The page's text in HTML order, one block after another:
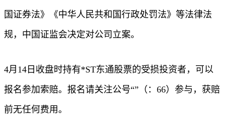
国证券法》《中华人民共和国行政处罚法》等法律法
规，中国证监会决定对公司立案。
4月14日收盘时持有*ST东通股票的受损投资者，可以
报名参加索赔。报名请关注公号“”（：66）参与，获赔
前无任何费用。